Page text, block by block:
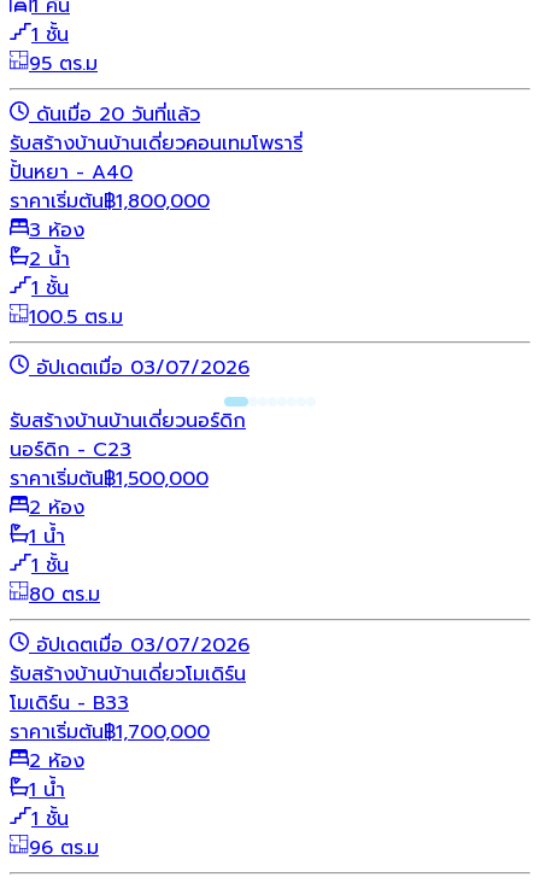
1 คัน
1 ชั้น
95 ตร.ม
ดันเมื่อ 20 วันที่แล้ว
รับสร้างบ้านบ้านเดี่ยวคอนเทมโพรารี่
ปั้นหยา - A40
ราคาเริ่มต้น฿1,800,000
3 ห้อง
2 น้ำ
1 ชั้น
100.5 ตร.ม
อัปเดตเมื่อ 03/07/2026
รับสร้างบ้านบ้านเดี่ยวนอร์ดิก
นอร์ดิก - C23
ราคาเริ่มต้น฿1,500,000
2 ห้อง
1 น้ำ
1 ชั้น
80 ตร.ม
อัปเดตเมื่อ 03/07/2026
รับสร้างบ้านบ้านเดี่ยวโมเดิร์น
โมเดิร์น - B33
ราคาเริ่มต้น฿1,700,000
2 ห้อง
1 น้ำ
1 ชั้น
96 ตร.ม